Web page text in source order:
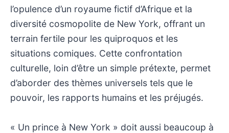
l’opulence d’un royaume fictif d’Afrique et la
diversité cosmopolite de New York, offrant un
terrain fertile pour les quiproquos et les
situations comiques. Cette confrontation
culturelle, loin d’être un simple prétexte, permet
d’aborder des thèmes universels tels que le
pouvoir, les rapports humains et les préjugés.
« Un prince à New York » doit aussi beaucoup à